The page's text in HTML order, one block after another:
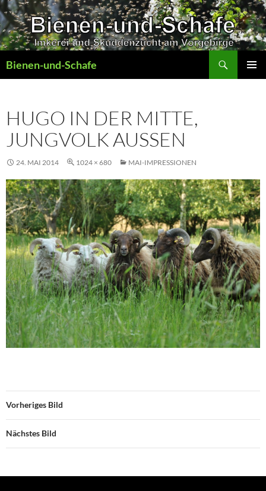
Zum
Inhalt
springen
Bienen-und-Schafe
HUGO IN DER MITTE,
JUNGVOLK AUSSEN
24. MAI 2014 1024 × 680 MAI-IMPRESSIONEN
Vorheriges Bild
Nächstes Bild